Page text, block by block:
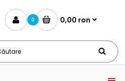
0 0,00 ron